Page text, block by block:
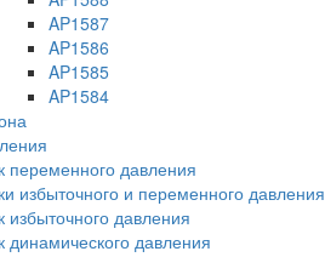
AP1587
AP1586
AP1585
AP1584
переменного давления
избыточного и переменного давления
избыточного давления
динамического давления